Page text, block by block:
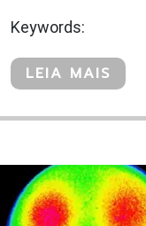
Keywords:
LEIA MAIS